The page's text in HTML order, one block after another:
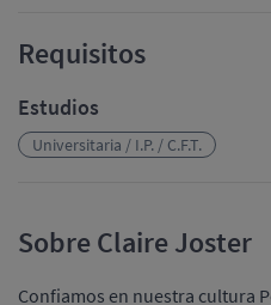
Requisitos
Estudios
Universitaria / I.P. / C.F.T.
Sobre Claire Joster
Confiamos en nuestra cultura